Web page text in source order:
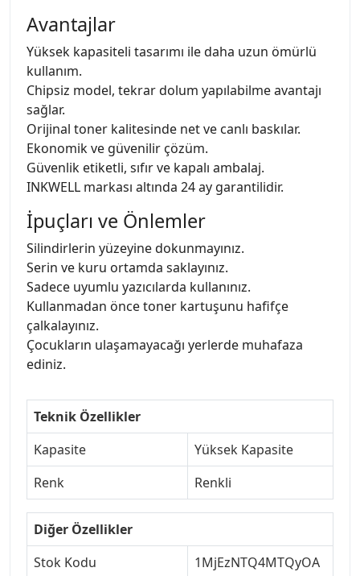
Avantajlar
Yüksek kapasiteli tasarımı ile daha uzun ömürlü
kullanım.
Chipsiz model, tekrar dolum yapılabilme avantajı
sağlar.
Orijinal toner kalitesinde net ve canlı baskılar.
Ekonomik ve güvenilir çözüm.
Güvenlik etiketli, sıfır ve kapalı ambalaj.
INKWELL markası altında 24 ay garantilidir.
İpuçları ve Önlemler
Silindirlerin yüzeyine dokunmayınız.
Serin ve kuru ortamda saklayınız.
Sadece uyumlu yazıcılarda kullanınız.
Kullanmadan önce toner kartuşunu hafifçe
çalkalayınız.
Çocukların ulaşamayacağı yerlerde muhafaza
ediniz.
Teknik Özellikler
Kapasite
Yüksek Kapasite
Renk
Renkli
Diğer Özellikler
Stok Kodu
1MjEzNTQ4MTQyOA